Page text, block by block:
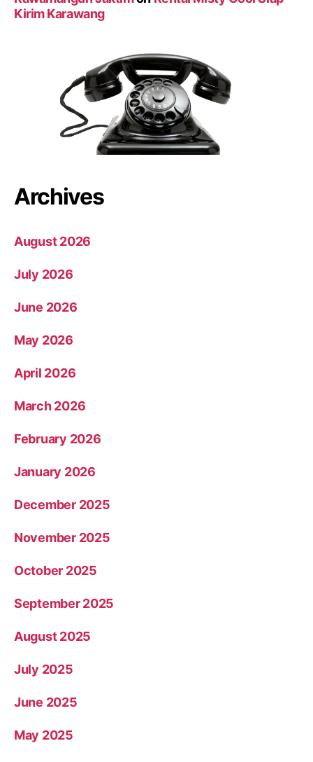
Kirim Karawang
Archives
August 2026
July 2026
June 2026
May 2026
April 2026
March 2026
February 2026
January 2026
December 2025
November 2025
October 2025
September 2025
August 2025
July 2025
June 2025
May 2025